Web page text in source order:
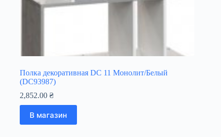
Полка декоративная DC 11 Монолит/Белый
(DC93987)
2,852.00 ₴
В магазин